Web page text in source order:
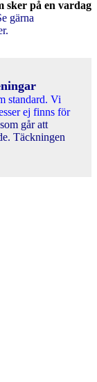
sker på en vardag
gärna
standard. Vi
ej finns för
går att
Täckningen